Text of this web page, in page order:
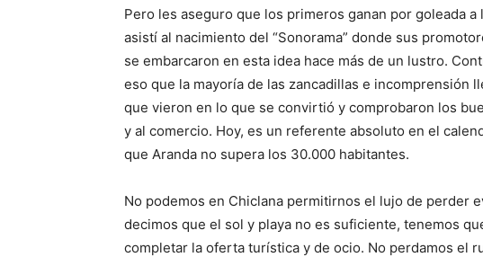
Pero les aseguro que los primeros ganan por goleada
asistí al nacimiento del “Sonorama” donde sus
se embarcaron en esta idea hace más de un lustro.
eso que la mayoría de las zancadillas e incomprensión
que vieron en lo que se convirtió y comprobaron los
y al comercio. Hoy, es un referente absoluto en el
que Aranda no supera los 30.000 habitantes.
No podemos en Chiclana permitirnos el lujo de perder
decimos que el sol y playa no es suficiente, tenemos
completar la oferta turística y de ocio. No perdamos el